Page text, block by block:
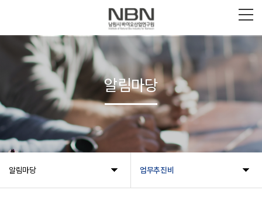
알림마당 업무추진비
알림마당